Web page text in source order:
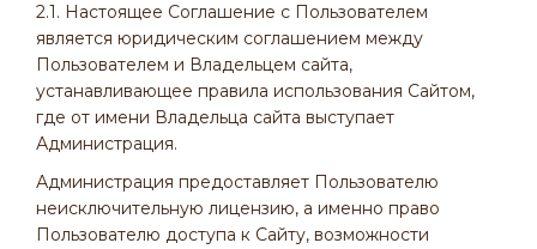
2.1. Настоящее Соглашение с Пользователем
является юридическим соглашением между
Пользователем и Владельцем сайта,
устанавливающее правила использования Сайтом,
где от имени Владельца сайта выступает
Администрация.
Администрация предоставляет Пользователю
неисключительную лицензию, а именно право
Пользователю доступа к Сайту, возможности